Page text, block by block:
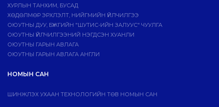
ХУРЛЫН ТАНХИМ, БУСАД
ХӨДӨЛМӨР ЭРХЛЭЛТ, НИЙГМИЙН ҮЙЛЧИЛГЭЭ
ОЮУТНЫ ДУУ, БҮЖГИЙН "ШУТИС-ИЙН ЗАЛУУС" ЧУУЛГА
ОЮУТНЫ ҮЙЛЧИЛГЭЭНИЙ НЭГДСЭН ХУАНЛИ
ОЮУТНЫ ГАРЫН АВЛАГА
ОЮУТНЫ ГАРЫН АВЛАГА АНГЛИ
НОМЫН САН
ШИНЖЛЭХ УХААН ТЕХНОЛОГИЙН ТӨВ НОМЫН САН